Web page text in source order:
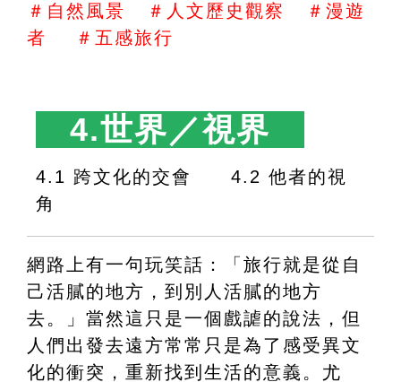
＃自然風景   ＃人文歷史觀察   ＃漫遊
者    ＃五感旅行
4.世界／視界
4.1 跨文化的交會　　4.2 他者的視
角
網路上有一句玩笑話：「旅行就是從自
己活膩的地方，到別人活膩的地方
去。」當然這只是一個戲謔的說法，但
人們出發去遠方常常只是為了感受異文
化的衝突，重新找到生活的意義。尤